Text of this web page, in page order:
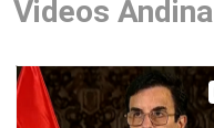
Videos Andina